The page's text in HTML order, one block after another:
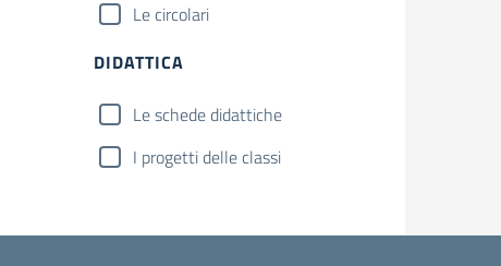
Le circolari
DIDATTICA
Le schede didattiche
I progetti delle classi